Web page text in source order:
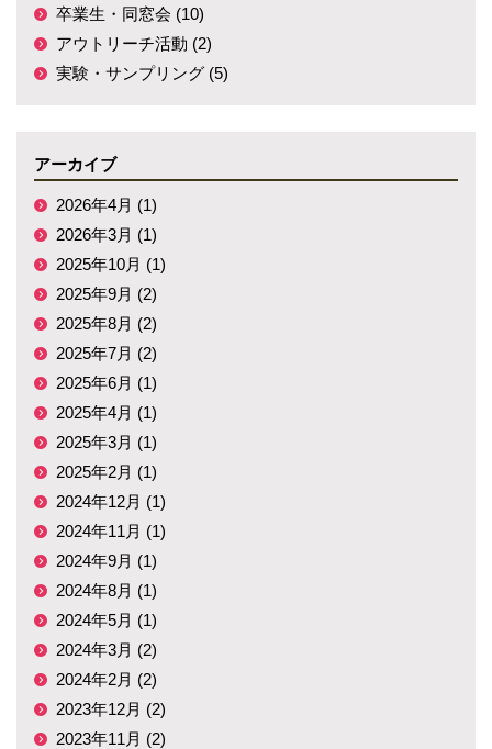
卒業生・同窓会 (10)
アウトリーチ活動 (2)
実験・サンプリング (5)
アーカイブ
2026年4月 (1)
2026年3月 (1)
2025年10月 (1)
2025年9月 (2)
2025年8月 (2)
2025年7月 (2)
2025年6月 (1)
2025年4月 (1)
2025年3月 (1)
2025年2月 (1)
2024年12月 (1)
2024年11月 (1)
2024年9月 (1)
2024年8月 (1)
2024年5月 (1)
2024年3月 (2)
2024年2月 (2)
2023年12月 (2)
2023年11月 (2)